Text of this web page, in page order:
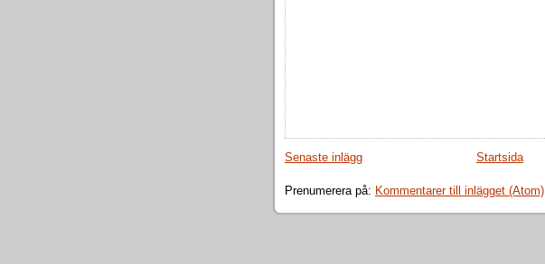
Senaste inlägg Startsida
Prenumerera på: Kommentarer till inlägget (Atom)